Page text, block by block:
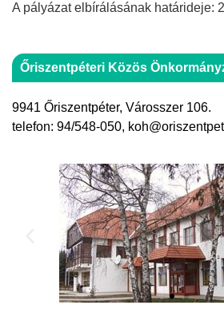
Őriszentpéteri Közös
9941 Őriszentpéter, Városszer 106.
telefon: 94/548-050,
A pályázat elbírálásának határideje: